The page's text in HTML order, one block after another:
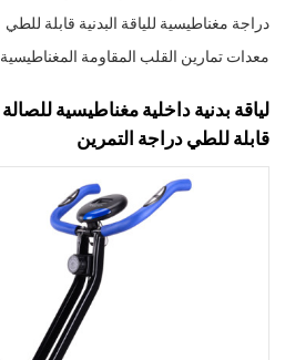
دراجة مغناطيسية للياقة البدنية قابلة للطي
معدات تمارين القلب المقاومة المغناطيسية
قابلة للطي دراجة التمرين